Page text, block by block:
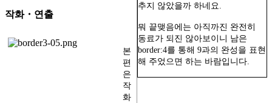
작화・연출
본
편
은
작
화
추지 않았을까 하네요.
뭐 끝맺음에는 아직까진 완전히
동료가 되진 않아보이니 남은
border:4를 통해 9과의 완성을 표현
해 주었으면 하는 바람입니다.